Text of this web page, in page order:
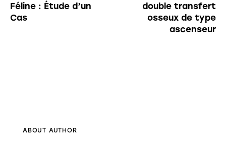
Féline : Étude d’un
Cas
double transfert
osseux de type
ascenseur
ABOUT AUTHOR